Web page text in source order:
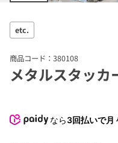
etc.
商品コード：380108
メタルスタッカ
なら3回払いで